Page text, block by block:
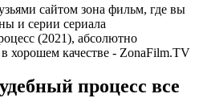
сайтом зона фильм, где вы
и серии сериала
(2021), абсолютно
хорошем качестве - ZonaFilm.TV
процесс все